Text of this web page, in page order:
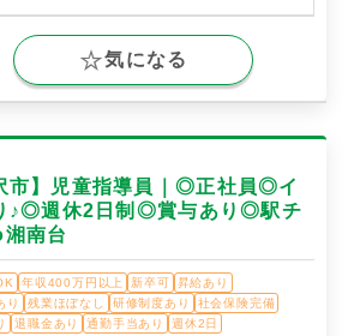
気になる
市】児童指導員｜◎正社員◎イ
♪◎週休2日制◎賞与あり◎駅チ
南台
年収400万円以上 新卒可
昇給あり
り 残業ほぼなし 研修制度あり
社会保険完備
退職金あり 通勤手当あり
週休2日